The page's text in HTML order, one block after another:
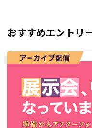
おすすめエントリ